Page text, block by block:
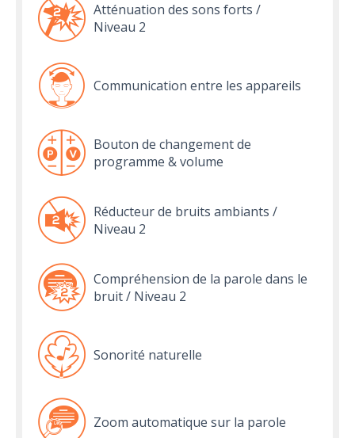
Atténuation des sons forts /
Niveau 2
Communication entre les appareils
Bouton de changement de
programme & volume
Réducteur de bruits ambiants /
Niveau 2
Compréhension de la parole dans le
bruit / Niveau 2
Sonorité naturelle
Zoom automatique sur la parole